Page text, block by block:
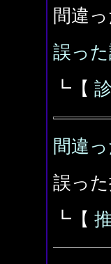
間違
誤っ
┗【
間違
誤った
┗【